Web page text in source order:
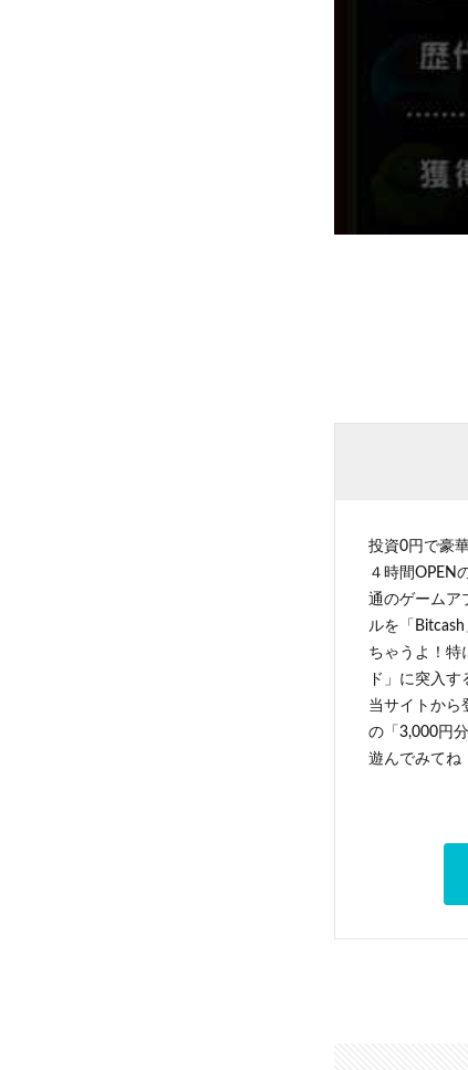
投資0円で豪
４時間OPEN
通のゲームア
ルを「
ちゃうよ！特
ド」に突入
当サイトから
の「3,000円
遊んでみてね